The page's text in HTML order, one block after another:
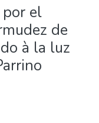
por el
de
à la luz